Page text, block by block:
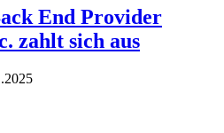
End Provider
zahlt sich aus